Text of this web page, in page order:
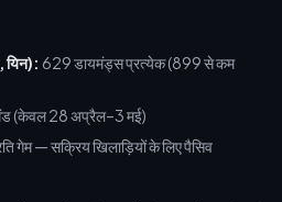
यिन): 629 डायमंड्स प्रत्येक (899 से कम
(केवल 28 अप्रैल–3 मई)
गेम — सक्रिय खिलाड़ियों के लिए पैसिव